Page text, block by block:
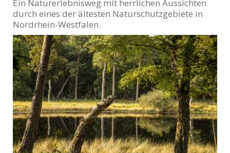
Ein Naturerlebnisweg mit herrlichen Aussichten
durch eines der ältesten Naturschutzgebiete in
Nordrhein-Westfalen.